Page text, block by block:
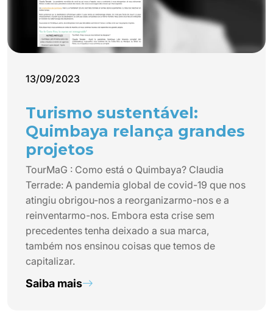
13/09/2023
Turismo sustentável:
Quimbaya relança grandes
projetos
TourMaG : Como está o Quimbaya? Claudia
Terrade: A pandemia global de covid-19 que nos
atingiu obrigou-nos a reorganizarmo-nos e a
reinventarmo-nos. Embora esta crise sem
precedentes tenha deixado a sua marca,
também nos ensinou coisas que temos de
capitalizar.
Saiba mais